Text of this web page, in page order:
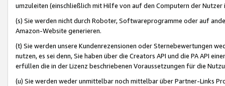
umzuleiten (einschließlich mit Hilfe von auf den Computern der
(s) Sie werden nicht durch Roboter, Softwareprogramme oder auf
Amazon-Website generieren.
(t) Sie werden unsere Kundenrezensionen oder Sternebewertungen
nutzen, es sei denn, Sie haben über die Creators API und die PA API
erfüllen die in der Lizenz beschriebenen Voraussetzungen für die
(u) Sie werden weder unmittelbar noch mittelbar über Partner-Links